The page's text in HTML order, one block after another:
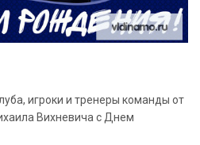
игроки и тренеры команды от
Вихневича с Днем